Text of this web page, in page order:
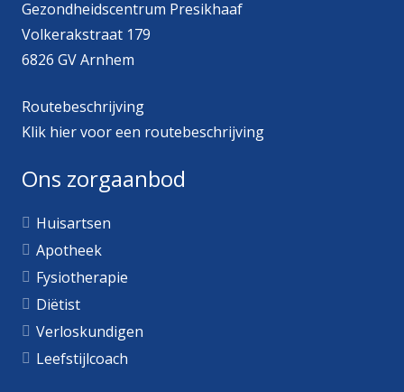
Gezondheidscentrum Presikhaaf
Volkerakstraat 179
6826 GV Arnhem
Routebeschrijving
Klik hiervoor een routebeschrijving
Ons zorgaanbod
Huisartsen
Apotheek
Fysiotherapie
Diëtist
Verloskundigen
Leefstijlcoach